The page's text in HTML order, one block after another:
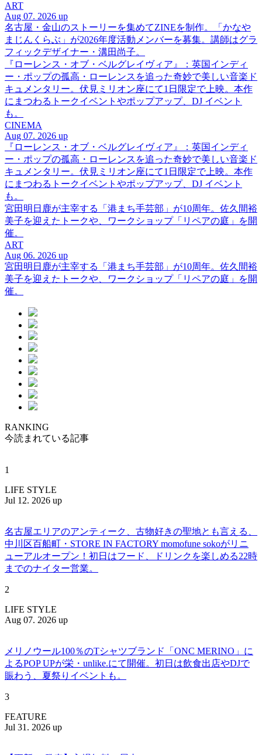
ART
Aug 07. 2026 up
名古屋・金山のストーリーを集めてZINEを制作。「かなや
まじんくらぶ」が2026年度活動メンバーを募集。講師はグラ
フィックデザイナー・溝田尚子。
『ローレンス・オブ・ベルグレイヴィア』：英国インディ
ー・ポップの孤高・ローレンスを追った奇妙で美しい音楽ド
キュメンタリー。伏見ミリオン座にて1日限定で上映。本作
にまつわるトークイベントやポップアップ、DJ イベント
も。
CINEMA
Aug 07. 2026 up
『ローレンス・オブ・ベルグレイヴィア』：英国インディ
ー・ポップの孤高・ローレンスを追った奇妙で美しい音楽ド
キュメンタリー。伏見ミリオン座にて1日限定で上映。本作
にまつわるトークイベントやポップアップ、DJ イベント
も。
宮田明日鹿が主宰する「港まち手芸部」が10周年。佐久間裕
美子を迎えたトークや、ワークショップ「リペアの庭」を開
催。
ART
Aug 06. 2026 up
宮田明日鹿が主宰する「港まち手芸部」が10周年。佐久間裕
美子を迎えたトークや、ワークショップ「リペアの庭」を開
催。
RANKING
今読まれている記事
1
LIFE STYLE
Jul 12. 2026 up
名古屋エリアのアンティーク、古物好きの聖地とも言える、
中川区百船町・STORE IN FACTORY momofune sokoがリニ
ューアルオープン！初日はフード、ドリンクを楽しめる22時
までのナイター営業。
2
LIFE STYLE
Aug 07. 2026 up
メリノウール100％のTシャツブランド「ONC MERINO」に
よるPOP UPが栄・unlike.にて開催。初日は飲食出店やDJで
賑わう、夏祭りイベントも。
3
FEATURE
Jul 31. 2026 up